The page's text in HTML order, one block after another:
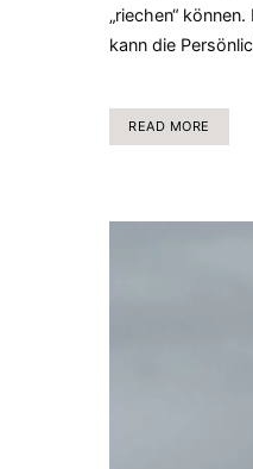
„riechen“
kann die
READ MORE